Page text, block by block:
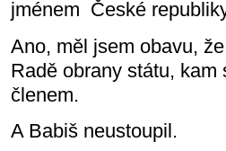
jménem České
Ano, měl jsem obavu,
Radě obrany státu,
členem.
A Babiš neustoupil.